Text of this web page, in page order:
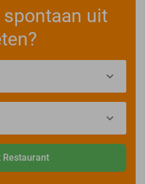
uit
Restaurant